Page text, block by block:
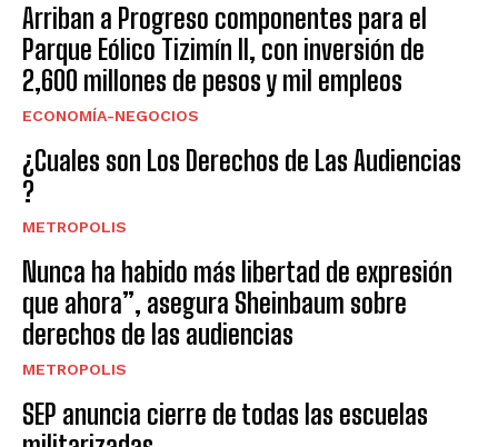
Arriban a Progreso componentes para el
Parque Eólico Tizimín II, con inversión de
2,600 millones de pesos y mil empleos
ECONOMÍA-NEGOCIOS
¿Cuales son Los Derechos de Las Audiencias
?
METROPOLIS
Nunca ha habido más libertad de expresión
que ahora”, asegura Sheinbaum sobre
derechos de las audiencias
METROPOLIS
SEP anuncia cierre de todas las escuelas